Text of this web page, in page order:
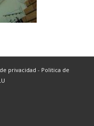
privacidad - Politica de